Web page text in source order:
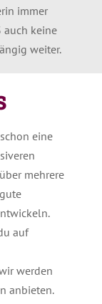
immer
auch keine
weiter.
eine
mehrere
auf
werden
anbieten.